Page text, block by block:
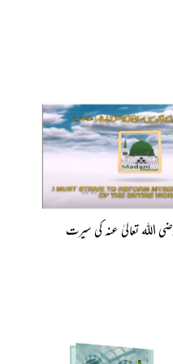
اللہ تعالیٰ عنہ کی سیرت